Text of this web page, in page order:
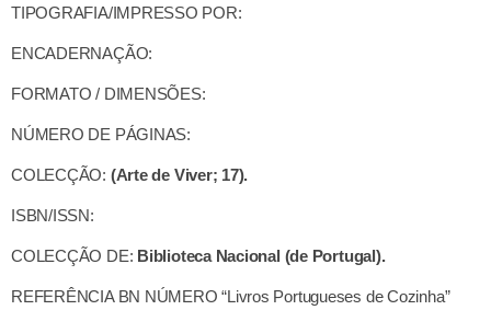
TIPOGRAFIA/IMPRESSO POR:
ENCADERNAÇÃO:
FORMATO / DIMENSÕES:
NÚMERO DE PÁGINAS:
COLECÇÃO: (Arte de Viver; 17).
ISBN/ISSN:
COLECÇÃO DE: Biblioteca Nacional (de Portugal).
REFERÊNCIA BN NÚMERO “Livros Portugueses de Cozinha”